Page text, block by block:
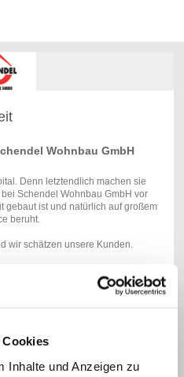
Cookies
Inhalte und Anzeigen zu
Wohnbau GmbH
Denn letztendlich machen sie
Schendel Wohnbau GmbH vor
gebaut ist und natürlich auf großem
beruht.
wir schätzen unsere Kunden.
und unserer Philosophie
gegenüber jedem einzelnen